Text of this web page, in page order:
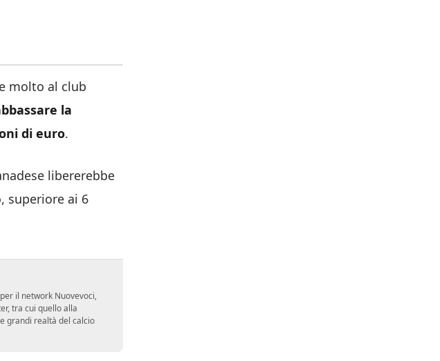
molto al club
la
di euro.
libererebbe
superiore ai 6
il network Nuovevoci,
tra cui quello alla
grandi realtà del calcio